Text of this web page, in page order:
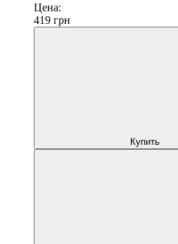
Цена:
419 грн
Купить